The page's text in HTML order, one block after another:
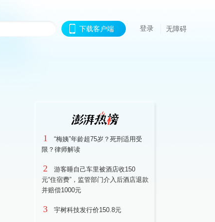
下载客户端 登录 无障碍
1
“梅姨”年龄超75岁？死刑适用受
限？律师解读
2
游客睡自己车里被酒店收150
元“住宿费”，监管部门介入后酒店退款
并赔偿1000元
3 宇树科技发行价150.8元